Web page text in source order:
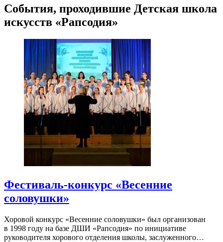
События, проходившие Детская школа
искусств «Рапсодия»
Фестиваль-конкурс «Весенние
соловушки»
Хоровой конкурс «Весенние соловушки» был организован
в 1998 году на базе ДШИ «Рапсодия» по инициативе
руководителя хорового отделения школы, заслуженного…